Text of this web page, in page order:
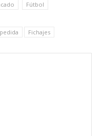
Fútbol
Fichajes